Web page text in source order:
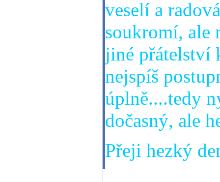
veselí a
soukromí, ale
jiné přátelství
nejspíš
úplně....tedy
dočasný, ale
Přeji hezký